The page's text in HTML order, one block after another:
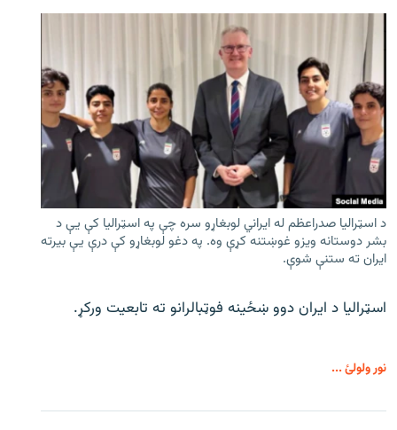
د اسټرالیا صدراعظم له ایراني لوبغاړو سره چې په اسټرالیا کې يې د
بشر دوستانه ویزو غوښتنه کړې وه. په دغو لوبغاړو کې درې يې بیرته
ایران ته ستنې شوې.
اسټرالیا د ایران دوو ښځینه فوټبالرانو ته تابعیت ورکړ.
نور ولولئ ...